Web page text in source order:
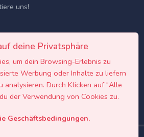
uns!
deine Privatsphäre
um dein Browsing-Erlebnis zu
Werbung oder Inhalte zu liefern
analysieren. Durch Klicken auf "Alle
der Verwendung von Cookies zu.
Geschäftsbedingungen.